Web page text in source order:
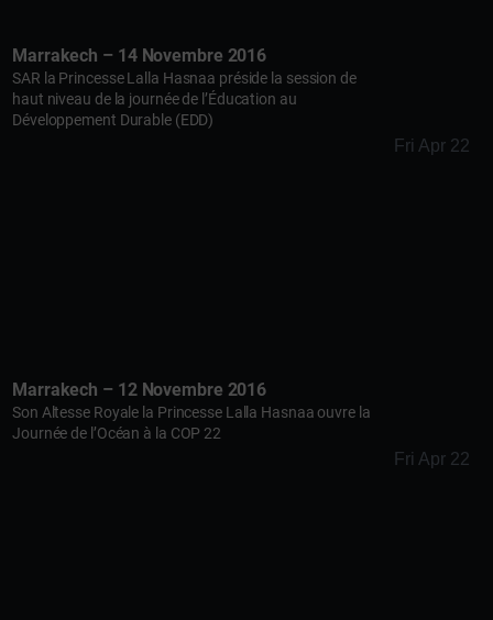
Marrakech – 14 Novembre 2016
SAR la Princesse Lalla Hasnaa préside la session de
haut niveau de la journée de l’Éducation au
Développement Durable (EDD)
Fri Apr 22
Marrakech – 12 Novembre 2016
Son Altesse Royale la Princesse Lalla Hasnaa ouvre la
Journée de l’Océan à la COP 22
Fri Apr 22